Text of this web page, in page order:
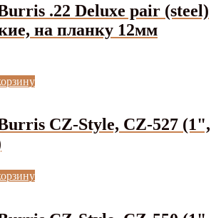
.22 Deluxe pair (steel)
на планку 12мм
CZ-Style, CZ-527 (1",